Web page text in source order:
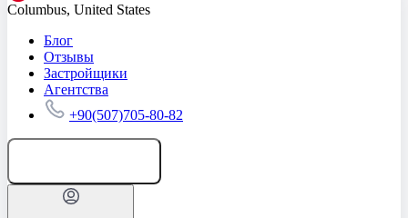
Columbus, United States
Блог
Отзывы
Застройщики
Агентства
+90(507)705-80-82